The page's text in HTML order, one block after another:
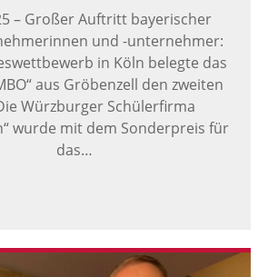
– Großer Auftritt bayerischer
und -unternehmer:
in Köln belegte das
aus Gröbenzell den zweiten
Würzburger Schülerfirma
wurde mit dem Sonderpreis für
das…